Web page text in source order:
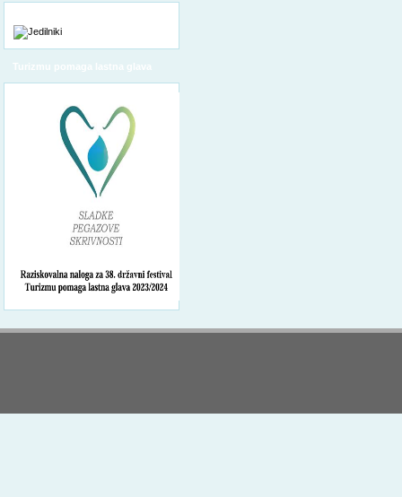
Turizmu pomaga lastna glava